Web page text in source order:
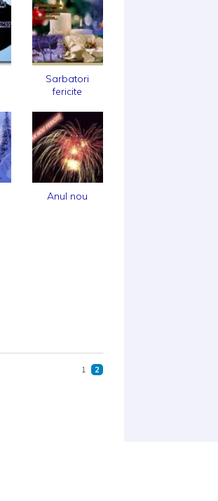
Sarbatori
fericite
Anul nou
1 2